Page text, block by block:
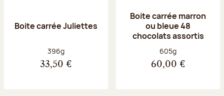
Boite carrée Juliettes
Poids net :
396g
33,50 €
Boite carrée marron
ou bleue 48
chocolats assortis
Poids net :
605g
60,00 €